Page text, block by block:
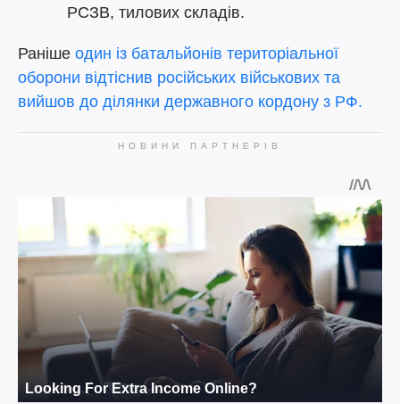
РСЗВ, тилових складів.
Раніше один із батальйонів територіальної
оборони відтіснив російських військових та
вийшов до ділянки державного кордону з РФ.